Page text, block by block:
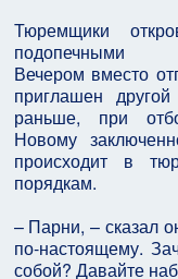
Тюремщики
подопечными
Вечером вместо
приглашен
раньше, при
Новому
происходит в
порядкам.
– Парни, – сказал
по-настоящему.
собой? Давайте